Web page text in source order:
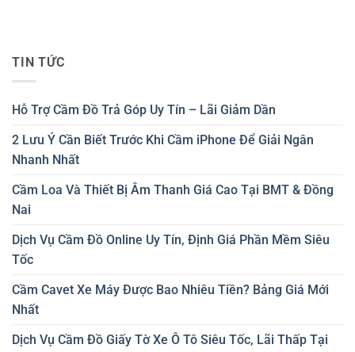
TIN TỨC
Hỗ Trợ Cầm Đồ Trả Góp Uy Tín – Lãi Giảm Dần
2 Lưu Ý Cần Biết Trước Khi Cầm iPhone Để Giải Ngân
Nhanh Nhất
Cầm Loa Và Thiết Bị Âm Thanh Giá Cao Tại BMT & Đồng
Nai
Dịch Vụ Cầm Đồ Online Uy Tín, Định Giá Phần Mềm Siêu
Tốc
Cầm Cavet Xe Máy Được Bao Nhiêu Tiền? Bảng Giá Mới
Nhất
Dịch Vụ Cầm Đồ Giấy Tờ Xe Ô Tô Siêu Tốc, Lãi Thấp Tại